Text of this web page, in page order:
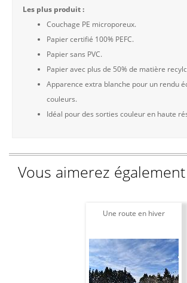
Les plus produit :
Couchage PE microporeux.
Papier certifié 100% PEFC.
Papier sans PVC.
Papier avec plus de 50% de matière
Apparence extra blanche pour un rendu
couleurs.
Idéal pour des sorties couleur en haute
Vous aimerez également
Une route en hiver